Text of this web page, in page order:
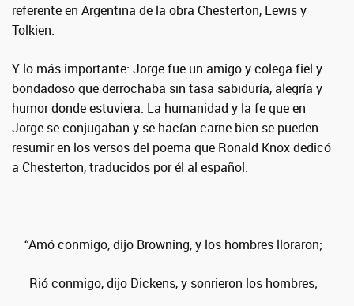
referente en Argentina de la obra Chesterton, Lewis y
Tolkien.
Y lo más importante: Jorge fue un amigo y colega fiel y
bondadoso que derrochaba sin tasa sabiduría, alegría y
humor donde estuviera. La humanidad y la fe que en
Jorge se conjugaban y se hacían carne bien se pueden
resumir en los versos del poema que Ronald Knox dedicó
a Chesterton, traducidos por él al español:
“Amó conmigo, dijo Browning, y los hombres lloraron;
Rió conmigo, dijo Dickens, y sonrieron los hombres;